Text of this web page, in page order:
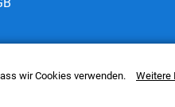
wir Cookies verwenden. Weitere